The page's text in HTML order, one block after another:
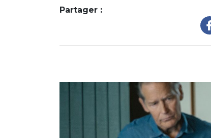
Partager :